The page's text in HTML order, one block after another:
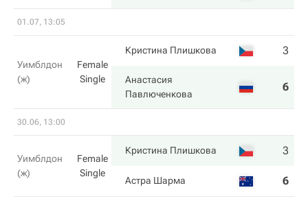
01.07, 13:05
Уимблдон
(ж)
Female
Single
Кристина Плишкова 3
Анастасия
Павлюченкова
6
30.06, 13:00
Уимблдон
(ж)
Female
Single
Кристина Плишкова 3
Астра Шарма 6